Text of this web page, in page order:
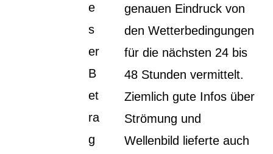
e
s
er
B
et
ra
g
genauen Eindruck von
den Wetterbedingungen
für die nächsten 24 bis
48 Stunden vermittelt.
Ziemlich gute Infos über
Strömung und
Wellenbild lieferte auch